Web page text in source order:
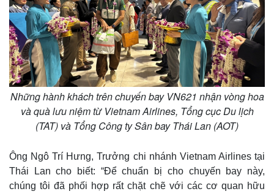
Những hành khách trên chuyến bay VN621 nhận vòng hoa
và quà lưu niệm từ Vietnam Airlines, Tổng cục Du lịch
(TAT) và Tổng Công ty Sân bay Thái Lan (AOT)
Ông Ngô Trí Hưng, Trưởng chi nhánh Vietnam Airlines tại
Thái Lan cho biết: “Để chuẩn bị cho chuyến bay này,
chúng tôi đã phối hợp rất chặt chẽ với các cơ quan hữu